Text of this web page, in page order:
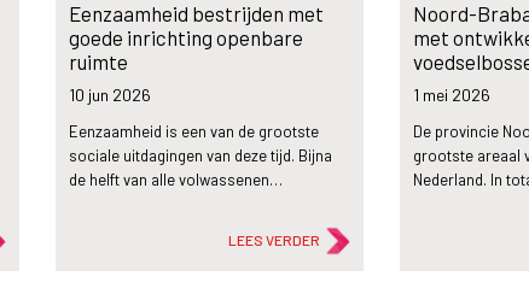
Eenzaamheid bestrijden met
goede inrichting openbare
ruimte
10 jun 2026
Eenzaamheid is een van de grootste
sociale uitdagingen van deze tijd. Bijna
de helft van alle volwassenen…
LEES VERDER
Noord-
met
1 mei 2026
De provincie
grootste areaal
Nederland. In